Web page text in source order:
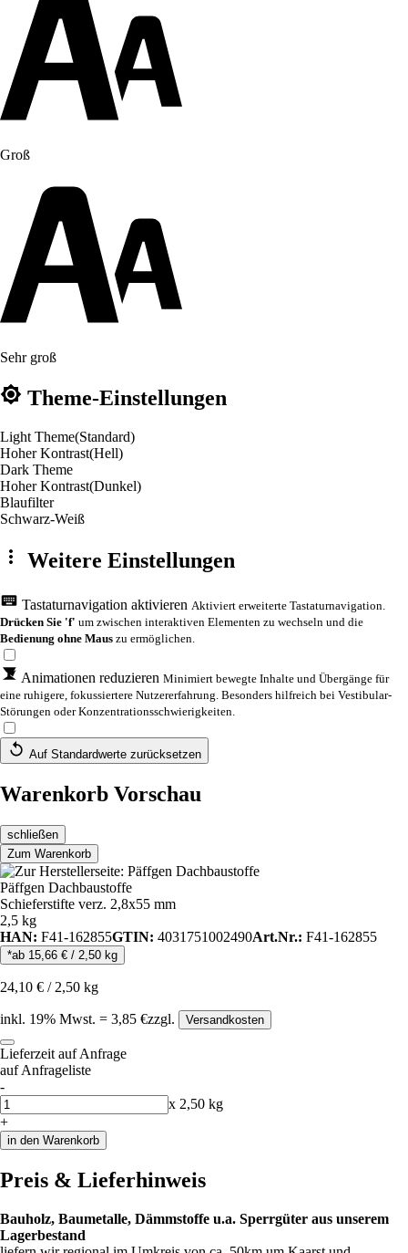
Groß
Sehr groß
Theme-Einstellungen
Light Theme(Standard)
Hoher Kontrast(Hell)
Dark Theme
Hoher Kontrast(Dunkel)
Blaufilter
Schwarz-Weiß
Weitere Einstellungen
Tastaturnavigation aktivieren Aktiviert erweiterte Tastaturnavigation.
Drücken Sie 'f' um zwischen interaktiven Elementen zu wechseln und die
Bedienung ohne Maus zu ermöglichen.
Animationen reduzieren Minimiert bewegte Inhalte und Übergänge für
eine ruhigere, fokussiertere Nutzererfahrung. Besonders hilfreich bei Vestibular-
Störungen oder Konzentrationsschwierigkeiten.
Auf Standardwerte zurücksetzen
Warenkorb Vorschau
schließen
Zum Warenkorb
Päffgen Dachbaustoffe
Schieferstifte verz. 2,8x55 mm
2,5 kg
HAN: F41-162855GTIN: 4031751002490Art.Nr.: F41-162855
*ab 15,66 € / 2,50 kg
24,10 € / 2,50 kg
inkl. 19% Mwst. = 3,85 €zzgl. Versandkosten
Lieferzeit auf Anfrage
auf Anfrageliste
-
Anzahl
x 2,50 kg
+
in den Warenkorb
Preis & Lieferhinweis
Bauholz, Baumetalle, Dämmstoffe u.a. Sperrgüter aus unserem
Lagerbestand